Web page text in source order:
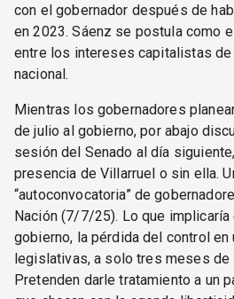
con el gobernador después de
en 2023. Sáenz se postula como
entre los intereses capitalistas
nacional.
Mientras los gobernadores
de julio al gobierno, por abajo
sesión del Senado al día
presencia de Villarruel o sin ella.
“autoconvocatoria” de
Nación (7/7/25). Lo que
gobierno, la pérdida del control en
legislativas, a solo tres meses de
Pretenden darle tratamiento a un